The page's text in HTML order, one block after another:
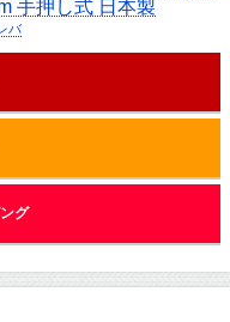
手押し式 日本製
バ
グ